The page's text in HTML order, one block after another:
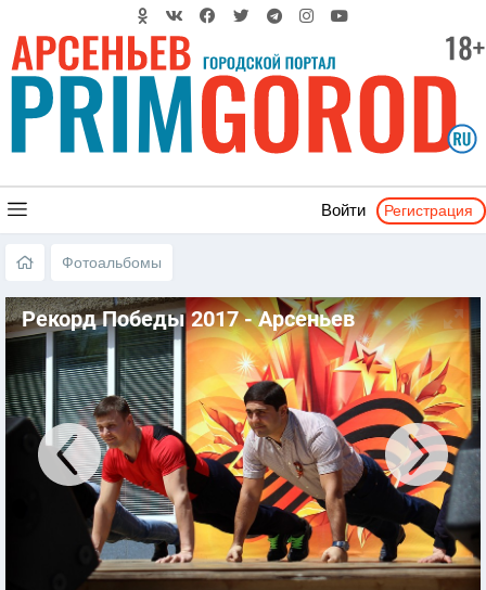
Войти Регистрация
Фотоальбомы
Рекорд Победы 2017 - Арсеньев